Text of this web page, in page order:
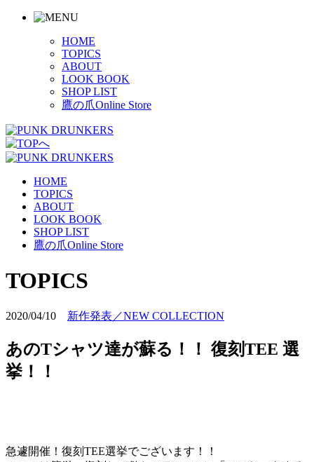
HOME
TOPICS
ABOUT
LOOK BOOK
SHOP LIST
鷹の爪Online Store
HOME
TOPICS
ABOUT
LOOK BOOK
SHOP LIST
鷹の爪Online Store
TOPICS
2020/04/10 新作発表／NEW COLLECTION
あのTシャツ達が蘇る！！ 復刻TEE 選
挙！！
急遽開催！復刻TEE選挙でございます！！